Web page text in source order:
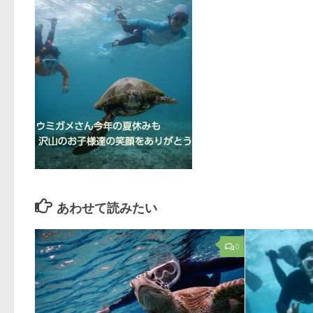
あわせて読みたい
0